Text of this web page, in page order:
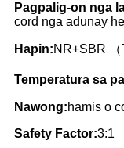
Pagpalig-on nga
cord nga adunay
Hapin:NR+SBR （
Temperatura sa
Nawong:hamis o
Safety Factor:3:1